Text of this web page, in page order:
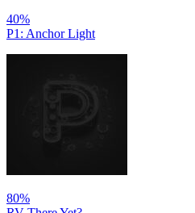
40%
P1: Anchor Light
80%